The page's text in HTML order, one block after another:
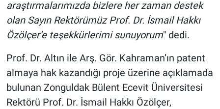
araştırmalarımızda bizlere her zaman destek
olan Sayın Rektörümüz Prof. Dr. İsmail Hakkı
Özölçer’e teşekkürlerimi sunuyorum" dedi.
Prof. Dr. Altın ile Arş. Gör. Kahraman’ın patent
almaya hak kazandığı proje üzerine açıklamada
bulunan Zonguldak Bülent Ecevit Üniversitesi
Rektörü Prof. Dr. İsmail Hakkı Özölçer,